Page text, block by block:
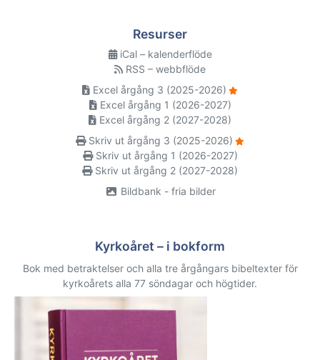
Resurser
iCal – kalenderflöde
RSS – webbflöde
Excel årgång 3 (2025-2026)
Excel årgång 1 (2026-2027)
Excel årgång 2 (2027-2028)
Skriv ut årgång 3 (2025-2026)
Skriv ut årgång 1 (2026-2027)
Skriv ut årgång 2 (2027-2028)
Bildbank - fria bilder
Kyrkoåret – i bokform
Bok med betraktelser och alla tre årgångars bibeltexter för
kyrkoårets alla 77 söndagar och högtider.